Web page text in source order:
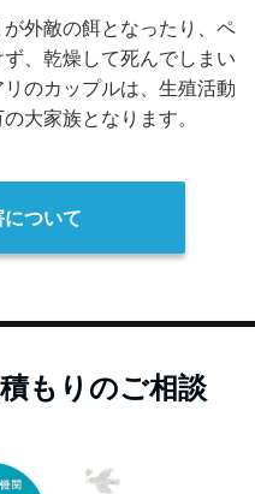
外敵の餌となったり、ペ
、乾燥して死んでしまい
のカップルは、生殖活動
大家族となります。
ついて
もりのご相談